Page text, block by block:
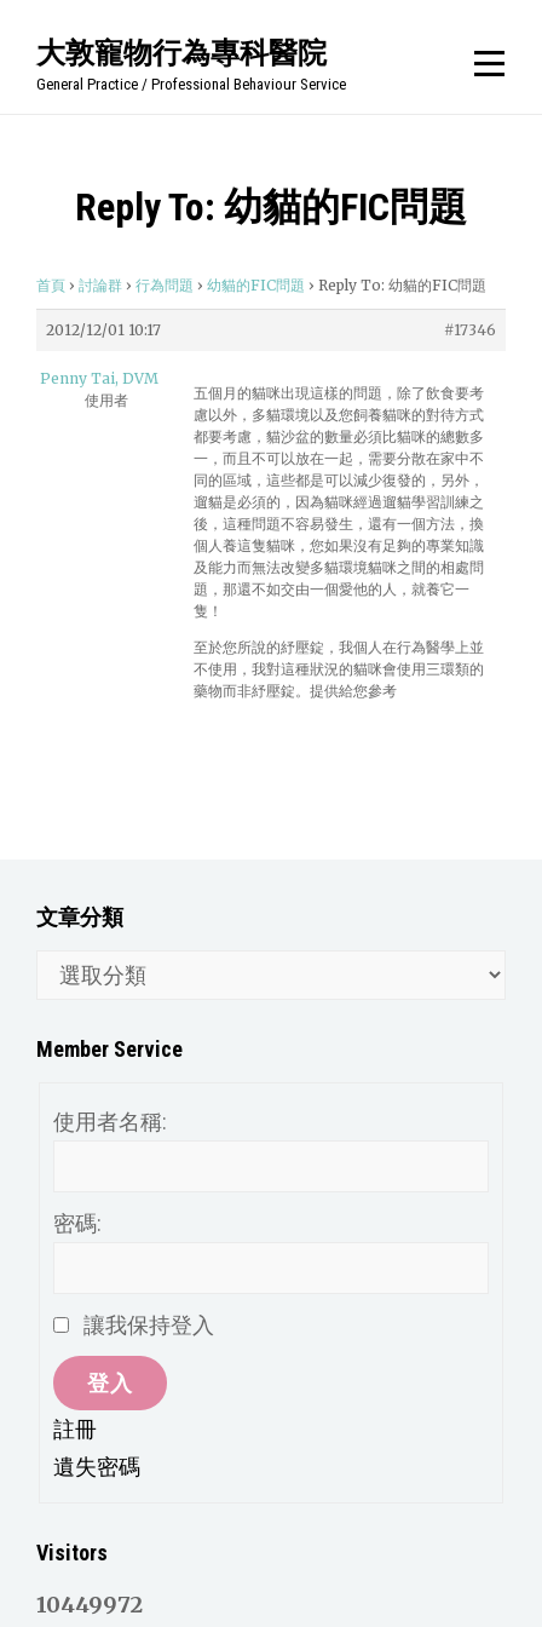
大敦寵物行為專科醫院
General Practice / Professional Behaviour Service
Reply To: 幼貓的FIC問題
首頁 › 討論群 › 行為問題 › 幼貓的FIC問題 › Reply To: 幼貓的FIC問題
2012/12/01 10:17 #17346
Penny Tai, DVM
使用者
五個月的貓咪出現這樣的問題，除了飲食要考
慮以外，多貓環境以及您飼養貓咪的對待方式
都要考慮，貓沙盆的數量必須比貓咪的總數多
一，而且不可以放在一起，需要分散在家中不
同的區域，這些都是可以減少復發的，另外，
遛貓是必須的，因為貓咪經過遛貓學習訓練之
後，這種問題不容易發生，還有一個方法，換
個人養這隻貓咪，您如果沒有足夠的專業知識
及能力而無法改變多貓環境貓咪之間的相處問
題，那還不如交由一個愛他的人，就養它一
隻！
至於您所說的紓壓錠，我個人在行為醫學上並
不使用，我對這種狀況的貓咪會使用三環類的
藥物而非紓壓錠。提供給您參考
文章分類
分
Member Service
使用者名稱:
密碼:
讓我保持登入
登入
註冊
遺失密碼
Visitors
10449972